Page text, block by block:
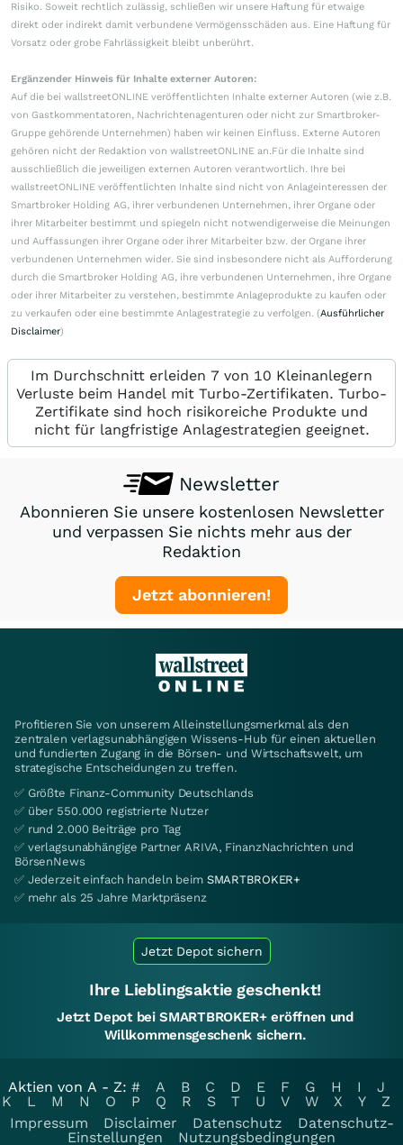
Risiko. Soweit rechtlich zulässig, schließen wir unsere Haftung für etwaige
direkt oder indirekt damit verbundene Vermögensschäden aus. Eine Haftung für
Vorsatz oder grobe Fahrlässigkeit bleibt unberührt.
Ergänzender Hinweis für Inhalte externer Autoren:
Auf die bei wallstreetONLINE veröffentlichten Inhalte externer Autoren (wie z.B.
von Gastkommentatoren, Nachrichtenagenturen oder nicht zur Smartbroker-
Gruppe gehörende Unternehmen) haben wir keinen Einfluss. Externe Autoren
gehören nicht der Redaktion von wallstreetONLINE an.Für die Inhalte sind
ausschließlich die jeweiligen externen Autoren verantwortlich. Ihre bei
wallstreetONLINE veröffentlichten Inhalte sind nicht von Anlageinteressen der
Smartbroker Holding AG, ihrer verbundenen Unternehmen, ihrer Organe oder
ihrer Mitarbeiter bestimmt und spiegeln nicht notwendigerweise die Meinungen
und Auffassungen ihrer Organe oder ihrer Mitarbeiter bzw. der Organe ihrer
verbundenen Unternehmen wider. Sie sind insbesondere nicht als Aufforderung
durch die Smartbroker Holding AG, ihre verbundenen Unternehmen, ihre Organe
oder ihrer Mitarbeiter zu verstehen, bestimmte Anlageprodukte zu kaufen oder
zu verkaufen oder eine bestimmte Anlagestrategie zu verfolgen. (Ausführlicher
Disclaimer)
Im Durchschnitt erleiden 7 von 10 Kleinanlegern
Verluste beim Handel mit Turbo-Zertifikaten. Turbo-
Zertifikate sind hoch risikoreiche Produkte und
nicht für langfristige Anlagestrategien geeignet.
Newsletter
Abonnieren Sie unsere kostenlosen Newsletter
und verpassen Sie nichts mehr aus der
Redaktion
Jetzt abonnieren!
Profitieren Sie von unserem Alleinstellungsmerkmal als den
zentralen verlagsunabhängigen Wissens-Hub für einen aktuellen
und fundierten Zugang in die Börsen- und Wirtschaftswelt, um
strategische Entscheidungen zu treffen.
✅ Größte Finanz-Community Deutschlands
✅ über 550.000 registrierte Nutzer
✅ rund 2.000 Beiträge pro Tag
✅ verlagsunabhängige Partner ARIVA, FinanzNachrichten und
BörsenNews
✅ Jederzeit einfach handeln beim SMARTBROKER+
✅ mehr als 25 Jahre Marktpräsenz
Jetzt Depot sichern
Ihre Lieblingsaktie geschenkt!
Jetzt Depot bei SMARTBROKER+ eröffnen und
Willkommensgeschenk sichern.
Aktien von A - Z: # A B C D E F G H I
J
K
L M N O P Q R S T U V W X Y
Z
Impressum
Disclaimer Datenschutz
Datenschutz-
Einstellungen
Nutzungsbedingungen